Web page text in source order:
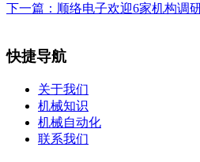
下一篇： 顺络电子欢迎6家机构调
快捷导航
关于我们
机械知识
机械自动化
联系我们